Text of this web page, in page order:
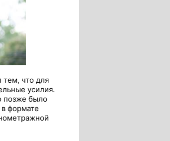
тем, что для
усилия.
позже было
в формате